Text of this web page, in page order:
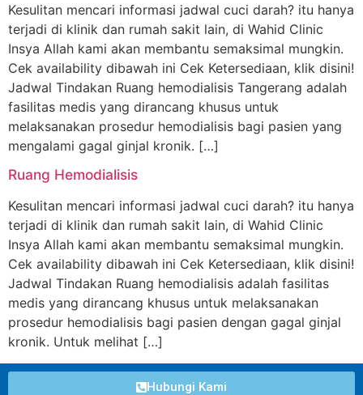
Kesulitan mencari informasi jadwal cuci darah? itu hanya
terjadi di klinik dan rumah sakit lain, di Wahid Clinic
Insya Allah kami akan membantu semaksimal mungkin.
Cek availability dibawah ini Cek Ketersediaan, klik disini!
Jadwal Tindakan Ruang hemodialisis Tangerang adalah
fasilitas medis yang dirancang khusus untuk
melaksanakan prosedur hemodialisis bagi pasien yang
mengalami gagal ginjal kronik. […]
Ruang Hemodialisis
Kesulitan mencari informasi jadwal cuci darah? itu hanya
terjadi di klinik dan rumah sakit lain, di Wahid Clinic
Insya Allah kami akan membantu semaksimal mungkin.
Cek availability dibawah ini Cek Ketersediaan, klik disini!
Jadwal Tindakan Ruang hemodialisis adalah fasilitas
medis yang dirancang khusus untuk melaksanakan
prosedur hemodialisis bagi pasien dengan gagal ginjal
kronik. Untuk melihat […]
Hubungi Kami